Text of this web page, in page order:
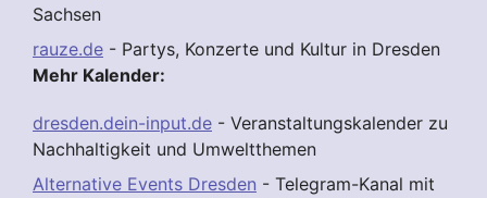
Sachsen
rauze.de - Partys, Konzerte und Kultur in Dresden
Mehr Kalender:
dresden.dein-input.de - Veranstaltungskalender zu
Nachhaltigkeit und Umweltthemen
Alternative Events Dresden - Telegram-Kanal mit